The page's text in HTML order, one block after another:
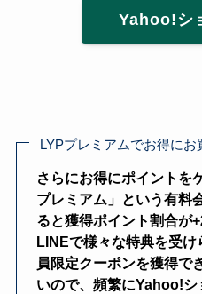
Yahoo!シ
LYPプレミアムでお得にお
さらにお得にポイントを
プレミアム」という有料
ると獲得ポイント割合が
LINEで様々な特典を受
員限定クーポンを獲得で
いので、頻繁にYahoo!